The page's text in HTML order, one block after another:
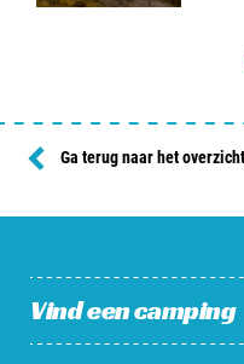
Ga terug naar het overzicht
Vind een camping